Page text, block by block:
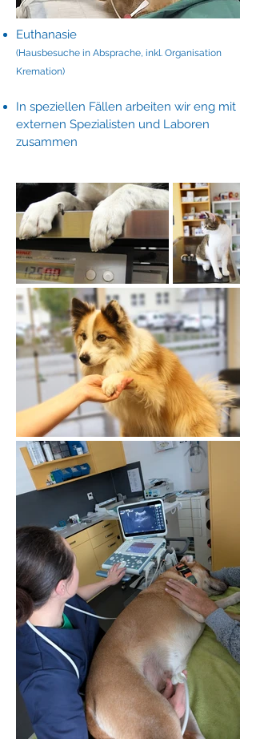
Euthanasie
(Hausbesuche in Absprache, inkl. Organisation
Kremation)
In speziellen Fällen arbeiten wir eng mit
externen Spezialisten und Laboren
zusammen